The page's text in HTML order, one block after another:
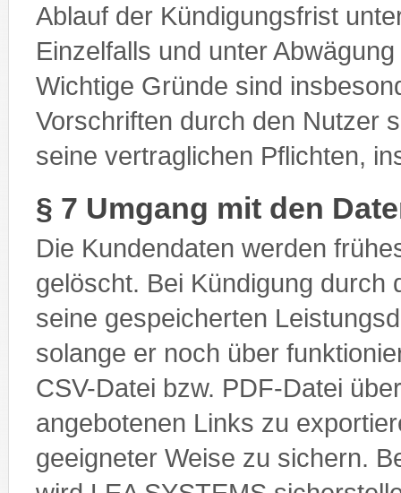
Ablauf der Kündigungsfrist
Einzelfalls und unter
Wichtige Gründe sind
Vorschriften durch den Nutzer
seine vertraglichen Pflichten,
§ 7 Umgang mit den
Die Kundendaten werden
gelöscht. Bei Kündigung durch
seine gespeicherten
solange er noch über
CSV-Datei bzw. PDF-Datei
angebotenen Links zu
geeigneter Weise zu sichern.